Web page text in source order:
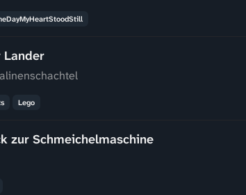
Lander
Lego
zur Schmeichelmaschine